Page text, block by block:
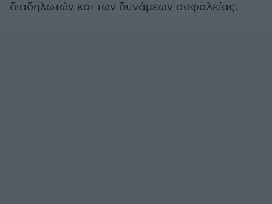
διαδηλωτών και των δυνάμεων ασφαλείας.